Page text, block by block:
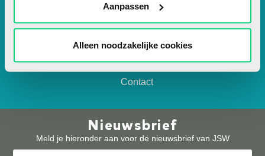
Aanpassen
Alleen noodzakelijke cookies
Nieuwsbrief
Meld je hieronder aan voor de nieuwsbrief van JSW
Over JSW
Artikel insturen
Adverteren
Contact